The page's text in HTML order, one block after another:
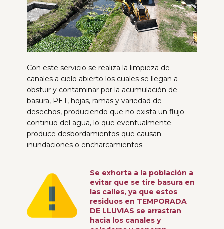
Con este servicio se realiza la limpieza de
canales a cielo abierto los cuales se llegan a
obstuir y contaminar por la acumulación de
basura, PET, hojas, ramas y variedad de
desechos, produciendo que no exista un flujo
continuo del agua, lo que eventualmente
produce desbordamientos que causan
inundaciones o encharcamientos.
Se exhorta a la población a
evitar que se tire basura en
las calles, ya que estos
residuos en TEMPORADA
DE LLUVIAS se arrastran
hacia los canales y